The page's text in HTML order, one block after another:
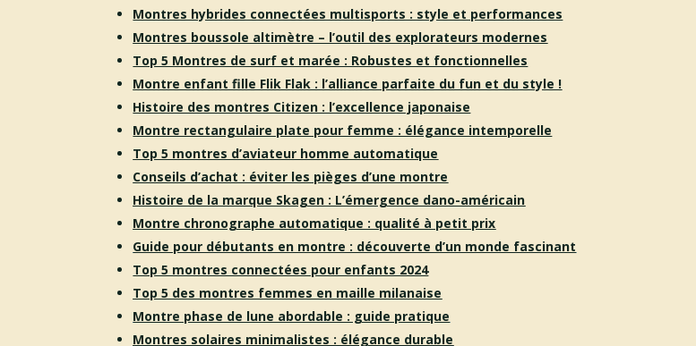
Montres hybrides connectées multisports : style et performances
Montres boussole altimètre – l’outil des explorateurs modernes
Top 5 Montres de surf et marée : Robustes et fonctionnelles
Montre enfant fille Flik Flak : l’alliance parfaite du fun et du style !
Histoire des montres Citizen : l’excellence japonaise
Montre rectangulaire plate pour femme : élégance intemporelle
Top 5 montres d’aviateur homme automatique
Conseils d’achat : éviter les pièges d’une montre
Histoire de la marque Skagen : L’émergence dano-américain
Montre chronographe automatique : qualité à petit prix
Guide pour débutants en montre : découverte d’un monde fascinant
Top 5 montres connectées pour enfants 2024
Top 5 des montres femmes en maille milanaise
Montre phase de lune abordable : guide pratique
Montres solaires minimalistes : élégance durable